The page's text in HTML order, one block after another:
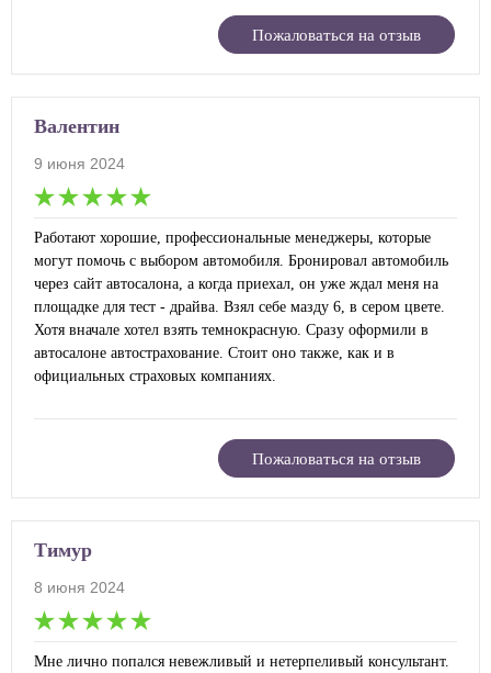
Пожаловаться на отзыв
Валентин
9 июня 2024
Работают хорошие, профессиональные менеджеры, которые
могут помочь с выбором автомобиля. Бронировал автомобиль
через сайт автосалона, а когда приехал, он уже ждал меня на
площадке для тест - драйва. Взял себе мазду 6, в сером цвете.
Хотя вначале хотел взять темнокрасную. Сразу оформили в
автосалоне автострахование. Стоит оно также, как и в
официальных страховых компаниях.
Пожаловаться на отзыв
Тимур
8 июня 2024
Мне лично попался невежливый и нетерпеливый консультант.